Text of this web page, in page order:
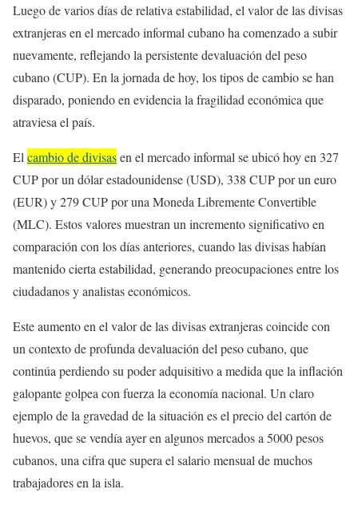
Luego de varios días de relativa estabilidad, el valor de las divisas
extranjeras en el mercado informal cubano ha comenzado a subir
nuevamente, reflejando la persistente devaluación del peso
cubano (CUP). En la jornada de hoy, los tipos de cambio se han
disparado, poniendo en evidencia la fragilidad económica que
atraviesa el país.
El cambio de divisasen el mercado informal se ubicó hoy en 327
CUP por un dólar estadounidense (USD), 338 CUP por un euro
(EUR) y 279 CUP por una Moneda Libremente Convertible
(MLC). Estos valores muestran un incremento significativo en
comparación con los días anteriores, cuando las divisas habían
mantenido cierta estabilidad, generando preocupaciones entre los
ciudadanos y analistas económicos.
Este aumento en el valor de las divisas extranjeras coincide con
un contexto de profunda devaluación del peso cubano, que
continúa perdiendo su poder adquisitivo a medida que la inflación
galopante golpea con fuerza la economía nacional. Un claro
ejemplo de la gravedad de la situación es el precio del cartón de
huevos, que se vendía ayer en algunos mercados a 5000 pesos
cubanos, una cifra que supera el salario mensual de muchos
trabajadores en la isla.